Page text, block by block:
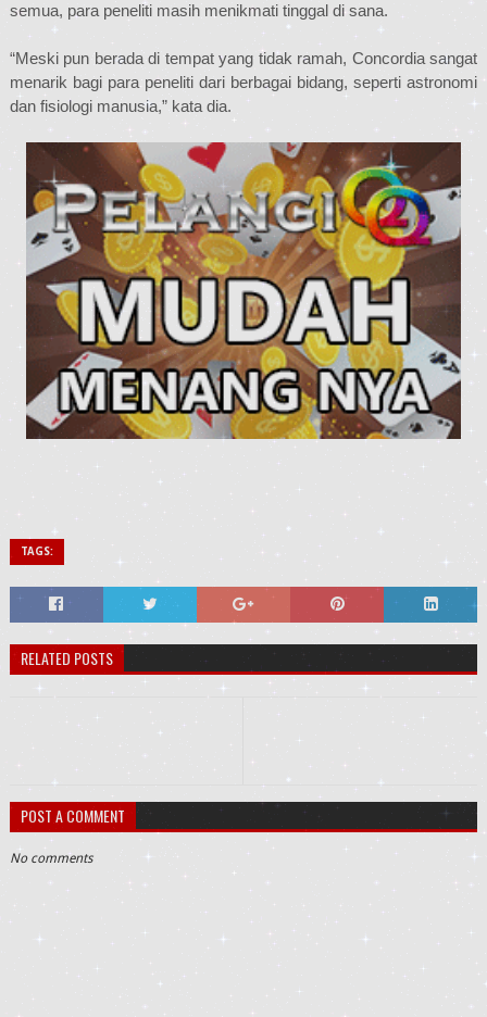
semua, para peneliti masih menikmati tinggal di sana.
“Meski pun berada di tempat yang tidak ramah, Concordia sangat
menarik bagi para peneliti dari berbagai bidang, seperti astronomi
dan fisiologi manusia,” kata dia.
TAGS:
RELATED POSTS
POST A COMMENT
No comments